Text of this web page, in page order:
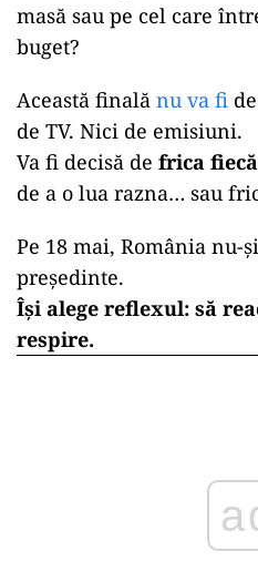
masă sau pe cel care
buget?
Această finală nu va fi
de TV. Nici de emisiuni.
Va fi decisă de frica
de a o lua razna… sau
Pe 18 mai, România nu-
președinte.
Își alege reflexul: să
respire.